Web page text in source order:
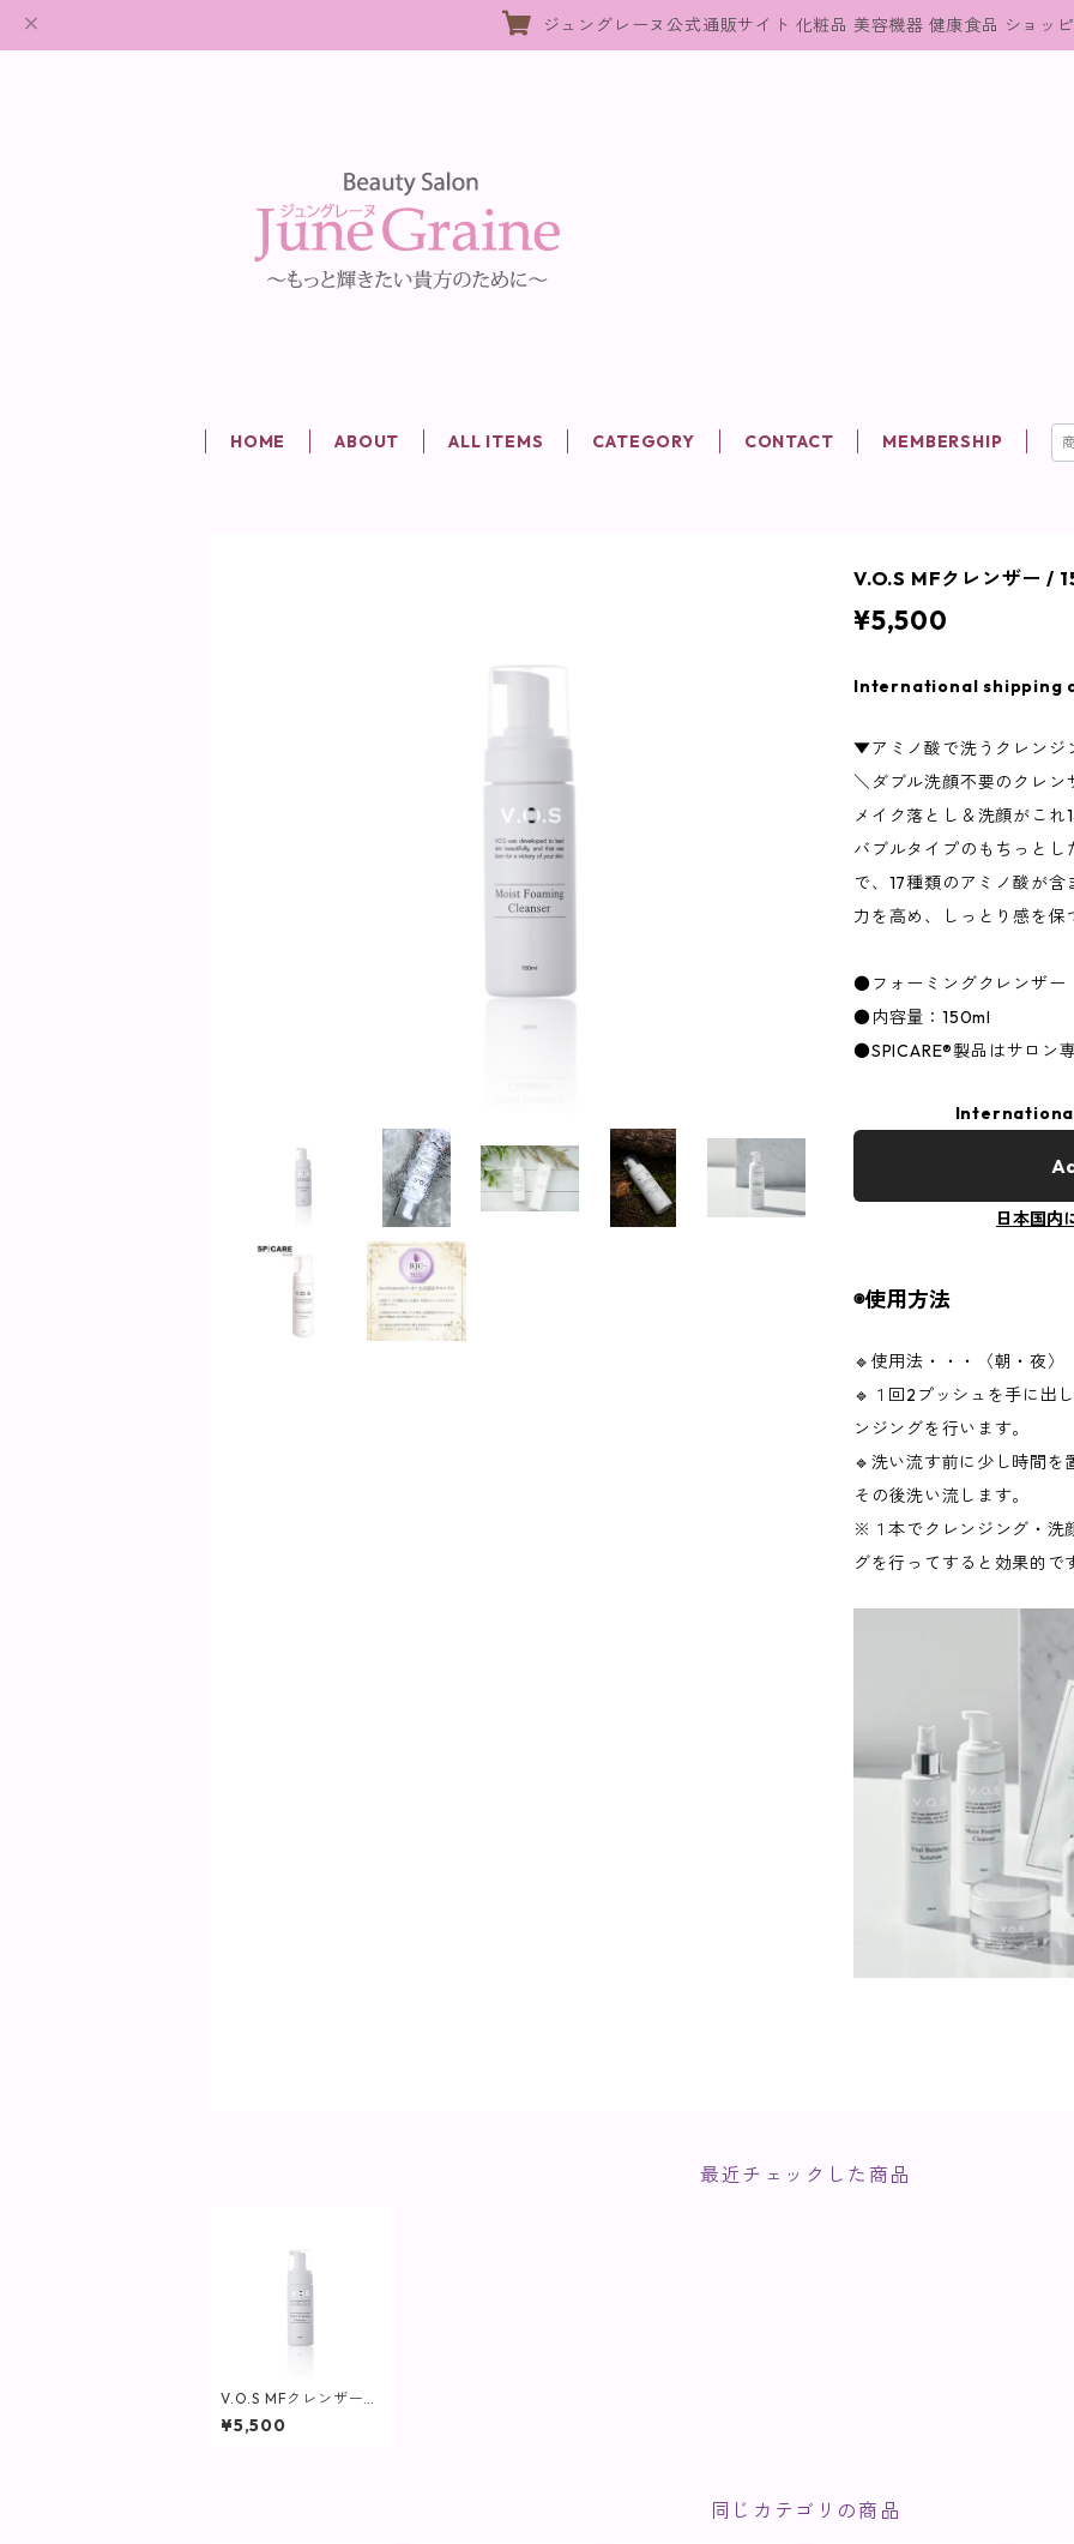
ジュングレーヌ公式通販サイト 化粧品 美容機器 健康食品 ショッ
HOME ABOUT ALL ITEMS CATEGORY CONTACT MEMBERSHIP
V.O.S MFクレンザー /
¥5,500
International shipping
▼アミノ酸で洗うクレンジ
＼ダブル洗顔不要のクレン
メイク落とし＆洗顔がこれ
バブルタイプのもちっと
で、17種類のアミノ酸が
力を高め、しっとり感を保
●フォーミングクレンザー
●内容量：150ml
●SPICARE®製品はサロン
日本国内
◉使用方法
🔹使用法・・・〈朝・夜〉
🔹１回2プッシュを手に出
ンジングを行います。
🔹洗い流す前に少し時間
その後洗い流します。
※１本でクレンジング・洗
グを行ってすると効果的で
最近チェックした商品
V.O.S MFクレンザー /
150ml【SPICARE】
¥5,500
同じカテゴリの商品